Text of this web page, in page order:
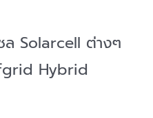
ล Solarcell ต่างๆ
Hybrid